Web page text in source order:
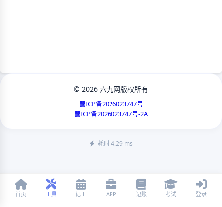
首页 工具 记工 APP 记账 考试 登录
© 2026 六九网版权所有
蜀ICP备2026023747号
蜀ICP备2026023747号-2A
耗时 4.29 ms